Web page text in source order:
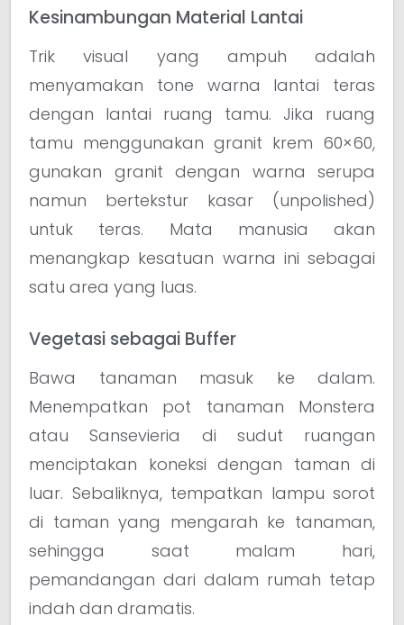
Kesinambungan Material Lantai
Trik visual yang ampuh adalah
menyamakan tone warna lantai teras
dengan lantai ruang tamu. Jika ruang
tamu menggunakan granit krem 60×60,
gunakan granit dengan warna serupa
namun bertekstur kasar (unpolished)
untuk teras. Mata manusia akan
menangkap kesatuan warna ini sebagai
satu area yang luas.
Vegetasi sebagai Buffer
Bawa tanaman masuk ke dalam.
Menempatkan pot tanaman Monstera
atau Sansevieria di sudut ruangan
menciptakan koneksi dengan taman di
luar. Sebaliknya, tempatkan lampu sorot
di taman yang mengarah ke tanaman,
sehingga saat malam hari,
pemandangan dari dalam rumah tetap
indah dan dramatis.